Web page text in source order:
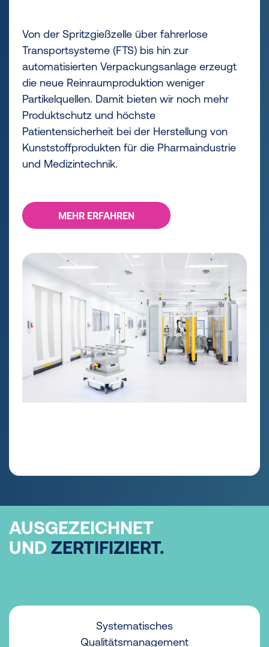
Von der Spritzgießzelle über fahrerlose
Transportsysteme (FTS) bis hin zur
automatisierten Verpackungsanlage erzeugt
die neue Reinraumproduktion weniger
Partikelquellen. Damit bieten wir noch mehr
Produktschutz und höchste
Patientensicherheit bei der Herstellung von
Kunststoffprodukten für die Pharmaindustrie
und Medizintechnik.
MEHR ERFAHREN
AUSGEZEICHNET
UND ZERTIFIZIERT.